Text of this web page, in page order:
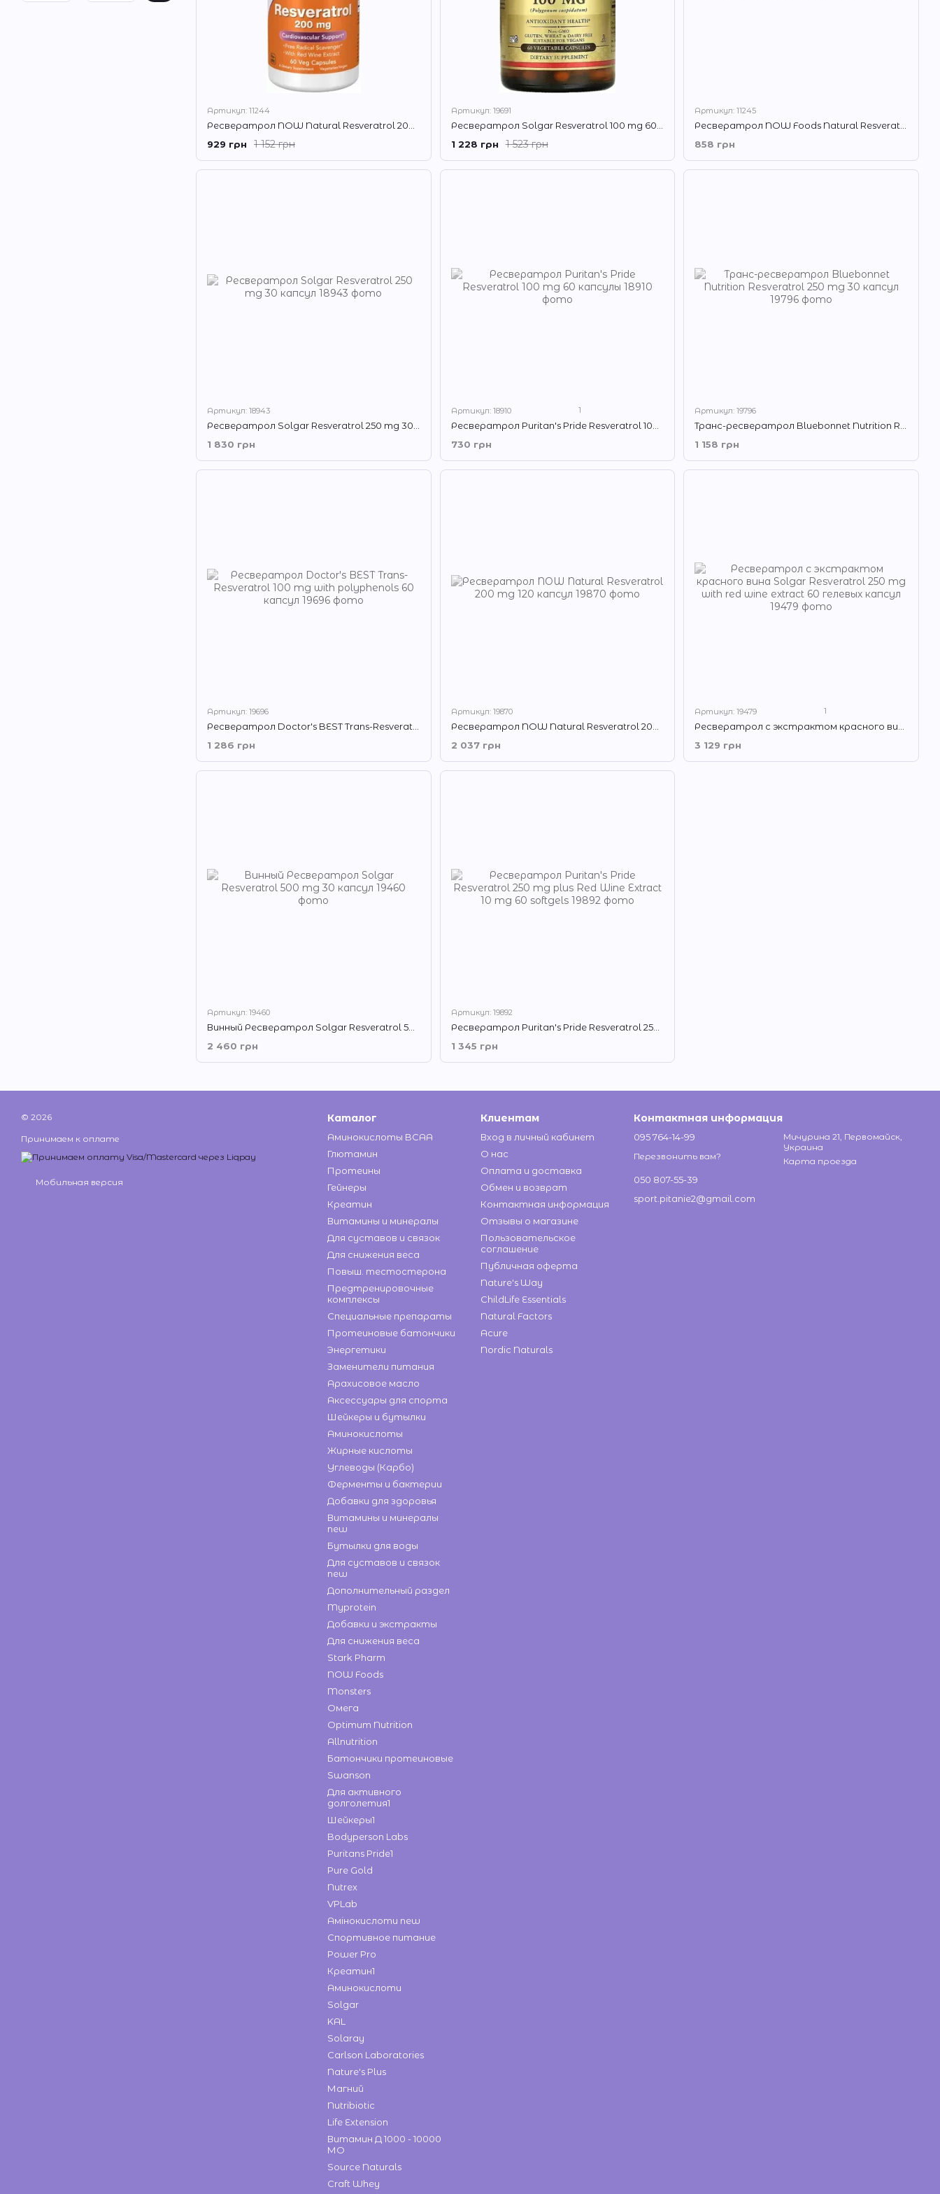
Артикул: 11244
1 152 грн
929 грн
Артикул: 19691
1 523 грн
1 228 грн
Артикул: 11245
858 грн
Артикул: 18943
Ресвератрол Solgar Resveratrol 250 mg 30 капсул
1 830 грн
Артикул: 18910 1
Ресвератрол Puritan's Pride Resveratrol 100 mg 60 капсулы
730 грн
Артикул: 19796
Транс-ресвератрол Bluebonnet Nutrition Resveratrol 250 mg 30 капсул
1 158 грн
Артикул: 19696
1 286 грн
Артикул: 19870
2 037 грн
Артикул: 19479 1
3 129 грн
Артикул: 19460
2 460 грн
Артикул: 19892
Ресвератрол Puritan's Pride Resveratrol 250 mg plus Red Wine Extract 10 mg 60 softgels
1 345 грн
© 2026
Принимаем к оплате
Мобильная версия
Каталог
Аминокислоты BCAA
Глютамин
Протеины
Гейнеры
Креатин
Витамины и минералы
Для суставов и связок
Для снижения веса
Повыш. тестостерона
Предтренировочные
комплексы
Специальные препараты
Протеиновые батончики
Энергетики
Заменители питания
Арахисовое масло
Аксессуары для спорта
Шейкеры и бутылки
Аминокислоты
Жирные кислоты
Углеводы (Карбо)
Ферменты и бактерии
Добавки для здоровья
Витамины и минералы
new
Бутылки для воды
Для суставов и связок
new
Дополнительный раздел
Myprotein
Добавки и экстракты
Для снижения веса
Stark Pharm
NOW Foods
Monsters
Омега
Optimum Nutrition
Allnutrition
Батончики протеиновые
Swanson
Для активного
долголетия1
Шейкеры1
Bodyperson Labs
Puritans Pride1
Pure Gold
Nutrex
VPLab
Амінокислоти new
Спортивное питание
Power Pro
Креатин1
Аминокислоти
Solgar
KAL
Solaray
Carlson Laboratories
Nature's Plus
Магний
Nutribiotic
Life Extension
Витамин Д 1000 - 10000
МО
Source Naturals
Craft Whey
Клиентам
Вход в личный кабинет
О нас
Оплата и доставка
Обмен и возврат
Контактная информация
Отзывы о магазине
Пользовательское
соглашение
Публичная оферта
Nature's Way
ChildLife Essentials
Natural Factors
Acure
Nordic Naturals
Контактная информация
095 764-14-99
Перезвонить вам?
050 807-55-39
sport.pitanie2@gmail.com
Мичурина 21, Первомайск,
Украина
Карта проезда